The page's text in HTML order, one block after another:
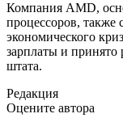
Компания AMD,
процессоров, также
экономического
зарплаты и принято
штата.
Редакция
Оцените автора